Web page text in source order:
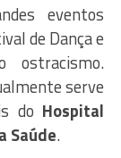
eventos
de Dança e
ostracismo.
serve
do Hospital
Saúde.